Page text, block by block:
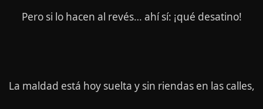
Pero si lo hacen al revés… ahí sí: ¡qué desatino!
La maldad está hoy suelta y sin riendas en las calles,